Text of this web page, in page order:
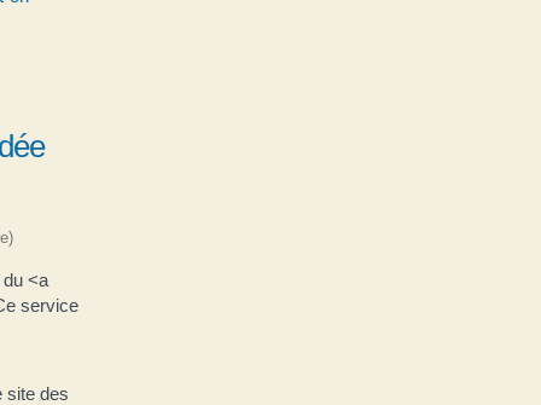
<a
service
site des